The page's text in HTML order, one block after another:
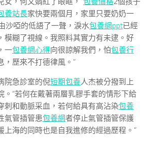
養站長家快要兩個月，家里只要奶奶一
沙啞的低語了一聲，淚水包養網ppt已經
模糊了視線。我照料其實力有未逮。好
一包養網心得向很諒解我們，怕包養行
，歷來不打德律風。”
急診室的倪短期包養人杰被分撥到上
。“若何在戴著兩層乳膠手套的情形下給
刺和動脈采血，若何給具有高沾染包養
氣管插管患包養網者停止氣管插管保護
上海的同時也是自我進修的經過歷程。”